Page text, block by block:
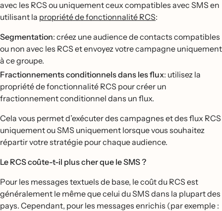
avec les RCS ou uniquement ceux compatibles avec SMS en
utilisant la propriété de fonctionnalité RCS:
Segmentation: créez une audience de contacts compatibles
ou non avec les RCS et envoyez votre campagne uniquement
à ce groupe.
Fractionnements conditionnels dans les flux: utilisez la
propriété de fonctionnalité RCS pour créer un
fractionnement conditionnel dans un flux.
Cela vous permet d’exécuter des campagnes et des flux RCS
uniquement ou SMS uniquement lorsque vous souhaitez
répartir votre stratégie pour chaque audience.
Le RCS coûte-t-il plus cher que le SMS ?
Pour les messages textuels de base, le coût du RCS est
généralement le même que celui du SMS dans la plupart des
pays. Cependant, pour les messages enrichis (par exemple :